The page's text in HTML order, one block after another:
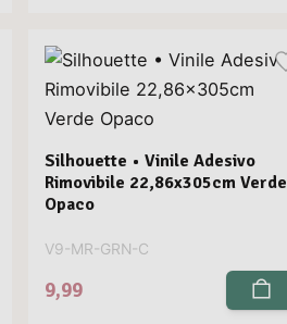
Silhouette • Vinile Adesivo
Rimovibile 22,86x305cm Verde
Opaco
V9-MR-GRN-C
9,99